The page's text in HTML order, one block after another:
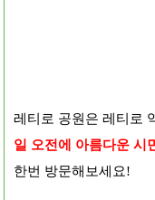
레티로 공원은 레티로
일 오전에 아름다운 시
한번 방문해보세요!